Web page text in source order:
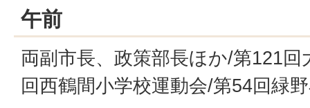
午前
両副市長、政策部長ほか/第121回
回西鶴間小学校運動会/第54回緑